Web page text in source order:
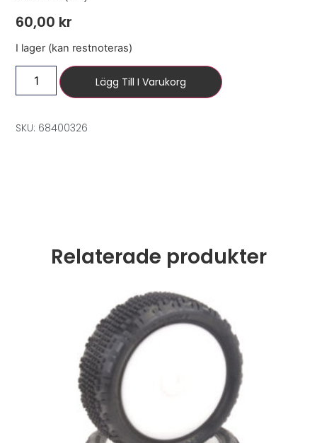
60,00 kr
I lager (kan restnoteras)
Lägg Till I Varukorg
SKU: 68400326
Relaterade produkter